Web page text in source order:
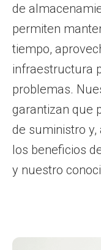
de
permiten
tiempo,
infraestructura
problemas.
garantizan que
de suministro
los beneficios
y nuestro